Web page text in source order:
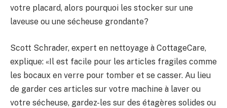
votre placard, alors pourquoi les stocker sur une
laveuse ou une sécheuse grondante?
Scott Schrader, expert en nettoyage à CottageCare,
explique: «Il est facile pour les articles fragiles comme
les bocaux en verre pour tomber et se casser. Au lieu
de garder ces articles sur votre machine à laver ou
votre sécheuse, gardez-les sur des étagères solides ou